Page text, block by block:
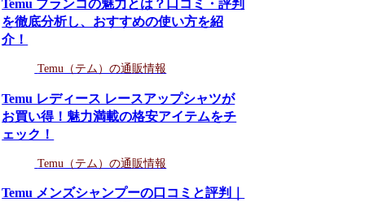
Temu ブランコの魅力とは？口コミ・評判
を徹底分析し、おすすめの使い方を紹
介！
Temu（テム）の通販情報
Temu レディース レースアップシャツが
お買い得！魅力満載の格安アイテムをチ
ェック！
Temu（テム）の通販情報
Temu メンズシャンプーの口コミと評判｜